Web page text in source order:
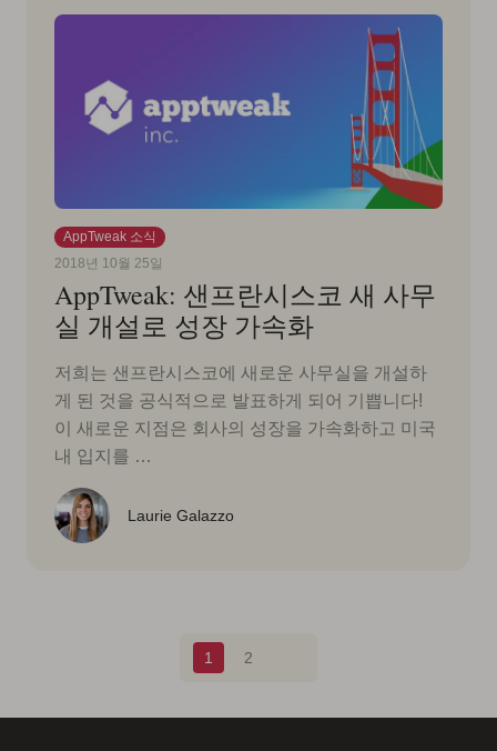
AppTweak 소식
2018년 10월 25일
AppTweak: 샌프란시스코 새 사무
실 개설로 성장 가속화
저희는 샌프란시스코에 새로운 사무실을 개설하
게 된 것을 공식적으로 발표하게 되어 기쁩니다!
이 새로운 지점은 회사의 성장을 가속화하고 미국
내 입지를 …
Laurie Galazzo
1 2